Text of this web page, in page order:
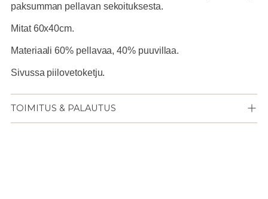
paksumman pellavan sekoituksesta.
Mitat 60x40cm.
Materiaali 60% pellavaa, 40% puuvillaa.
Sivussa piilovetoketju.
TOIMITUS & PALAUTUS